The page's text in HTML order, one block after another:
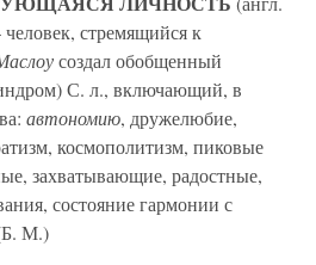
человек, стремящийся к
создал обобщенный
С. л., включающий, в
автономию, дружелюбие,
космополитизм, пиковые
захватывающие, радостные,
состояние гармонии с
М.)